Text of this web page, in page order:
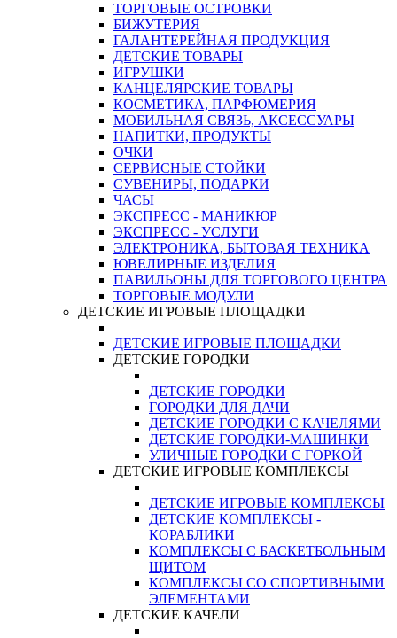
ТОРГОВЫЕ ОСТРОВКИ
БИЖУТЕРИЯ
ГАЛАНТЕРЕЙНАЯ ПРОДУКЦИЯ
ДЕТСКИЕ ТОВАРЫ
ИГРУШКИ
КАНЦЕЛЯРСКИЕ ТОВАРЫ
КОСМЕТИКА, ПАРФЮМЕРИЯ
МОБИЛЬНАЯ СВЯЗЬ, АКСЕССУАРЫ
НАПИТКИ, ПРОДУКТЫ
ОЧКИ
СЕРВИСНЫЕ СТОЙКИ
СУВЕНИРЫ, ПОДАРКИ
ЧАСЫ
ЭКСПРЕСС - МАНИКЮР
ЭКСПРЕСС - УСЛУГИ
ЭЛЕКТРОНИКА, БЫТОВАЯ ТЕХНИКА
ЮВЕЛИРНЫЕ ИЗДЕЛИЯ
ПАВИЛЬОНЫ ДЛЯ ТОРГОВОГО ЦЕНТРА
ТОРГОВЫЕ МОДУЛИ
ДЕТСКИЕ ИГРОВЫЕ ПЛОЩАДКИ
ДЕТСКИЕ ИГРОВЫЕ ПЛОЩАДКИ
ДЕТСКИЕ ГОРОДКИ
ДЕТСКИЕ ГОРОДКИ
ГОРОДКИ ДЛЯ ДАЧИ
ДЕТСКИЕ ГОРОДКИ С КАЧЕЛЯМИ
ДЕТСКИЕ ГОРОДКИ-МАШИНКИ
УЛИЧНЫЕ ГОРОДКИ С ГОРКОЙ
ДЕТСКИЕ ИГРОВЫЕ КОМПЛЕКСЫ
ДЕТСКИЕ ИГРОВЫЕ КОМПЛЕКСЫ
ДЕТСКИЕ КОМПЛЕКСЫ -
КОРАБЛИКИ
КОМПЛЕКСЫ С БАСКЕТБОЛЬНЫМ
ЩИТОМ
КОМПЛЕКСЫ СО СПОРТИВНЫМИ
ЭЛЕМЕНТАМИ
ДЕТСКИЕ КАЧЕЛИ